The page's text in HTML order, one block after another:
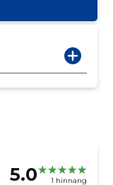
5.0 1 hinnang